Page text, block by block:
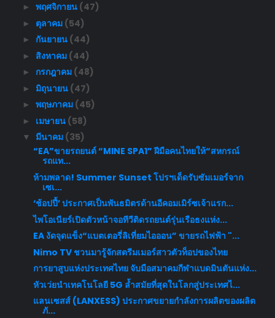
► พฤศจิกายน (47)
► ตุลาคม (54)
► กันยายน (44)
► สิงหาคม (44)
► กรกฎาคม (48)
► มิถุนายน (47)
► พฤษภาคม (45)
► เมษายน (58)
▼ มีนาคม (35)
“EA”ขายรถยนต์ “MINE SPA1” ฝีมือคนไทยให้“สหกรณ์
รถแท...
ห้ามพลาด! Summer Sunset โปรฯเด็ดรับซัมเมอร์จาก
เซเ...
‘ช้อปปี้’ ประกาศเป็นพันธมิตรด้านอีคอมเมิร์ซเจ้าแรก...
ไพโอเนียร์เปิดตัวหน้าจอทีวีติดรถยนต์รุ่นเรือธงแห่ง...
EA งัดจุดแข็ง“แบตเตอรี่ลิเที่ยมไอออน” ขายรถไฟฟ้า "...
Nimo TV ชวนมารู้จักสตรีมเมอร์สาวตัวท็อปของไทย
การยาสูบแห่งประเทศไทย จับมือสมาคมกีฬาแบดมินตันแห่ง...
หัวเว่ยนำเทคโนโลยี 5G ล้ำสมัยที่สุดในโลกสู่ประเทศไ...
แลนเซสส์ (LANXESS) ประกาศขยายกำลังการผลิตของผลิต
ภั...